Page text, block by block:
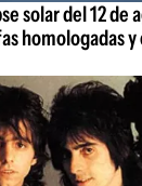
solar del 12 de
homologadas y